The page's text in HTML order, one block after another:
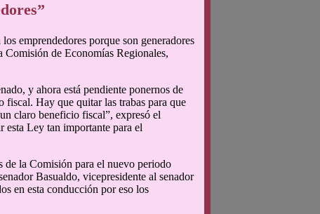
emprendedores porque son generadores
Comisión de Economías Regionales,
y ahora está pendiente ponernos de
Hay que quitar las trabas para que
claro beneficio fiscal”, expresó el
esta Ley tan importante para el
de la Comisión para el nuevo periodo
Basualdo, vicepresidente al senador
en esta conducción por eso los